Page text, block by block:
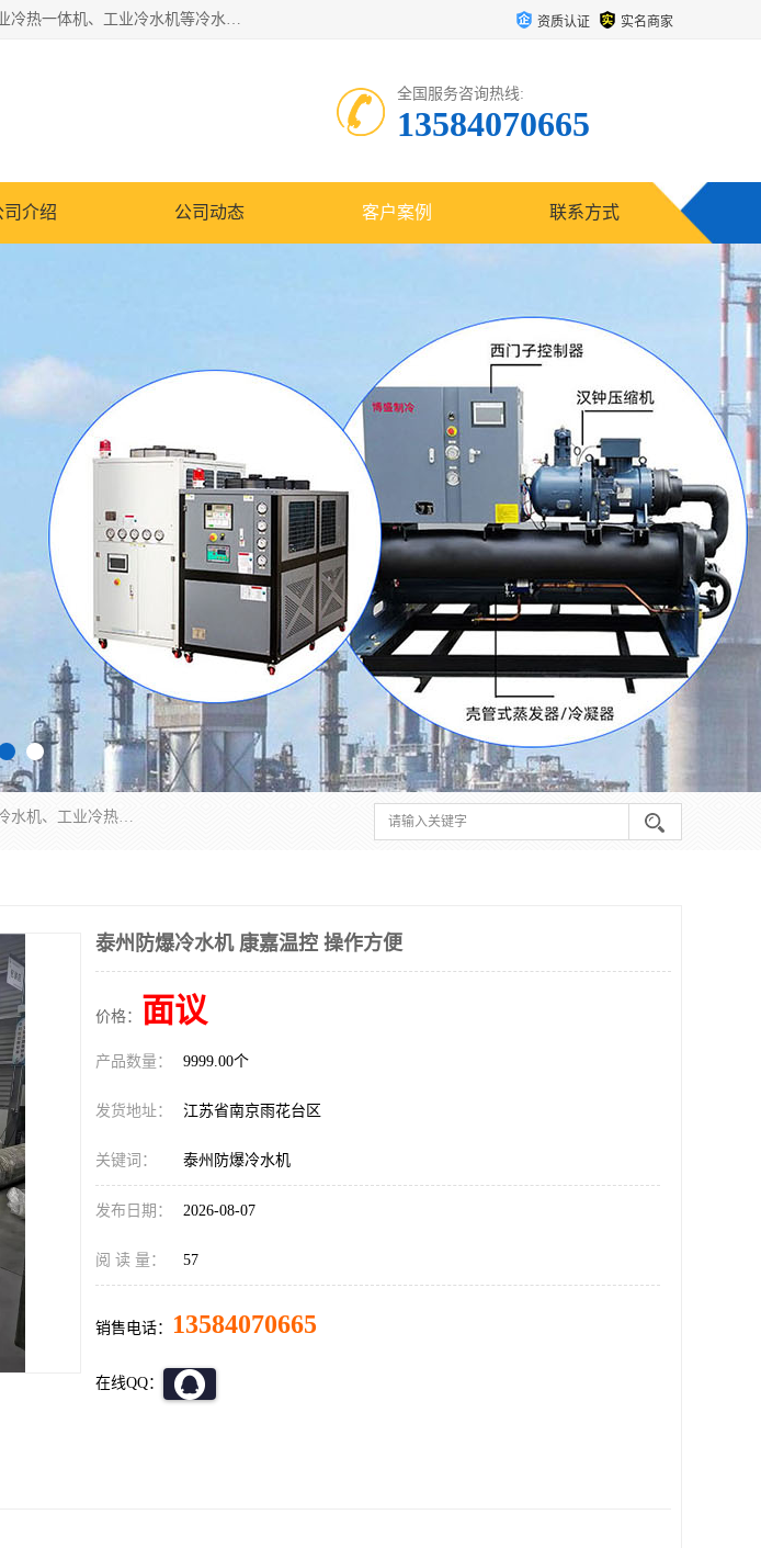
南京康嘉温控设备有限公司是一家工业冷水机厂家，主营产品：低温冷水机、防爆冷水机、工业冷热一体机、工业冷水机等冷水机，公司依托南京工业大学的技术，汇集众多业内技术，不断管理模式，使得我们的产品始终处于国内成员之一水平，在业界享有很高赞誉，是欧洲、北美、中东、东南亚等多个国家和地区。 资质认证 实名商家
全国服务咨询热线:
13584070665
司介绍 公司动态 客户案例 联系方式
南京康嘉温控设备有限公司是一家工业冷水机厂家，主营产品：低温冷水机、防爆冷水机、工业冷热一体机、工业冷水机等冷水机，公司依托南京工业大学的技术，汇集众多业内技术，不断管理模式，使得我们的产品始终处于国内成员之一水平，在业界享有很高赞誉，是欧洲、北美、中东、东南亚等多个国家和地区。
泰州防爆冷水机 康嘉温控 操作方便
价格： 面议
产品数量： 9999.00个
发货地址： 江苏省南京雨花台区
关键词： 泰州防爆冷水机
发布日期： 2026-08-07
阅 读 量： 57
销售电话： 13584070665
在线QQ：